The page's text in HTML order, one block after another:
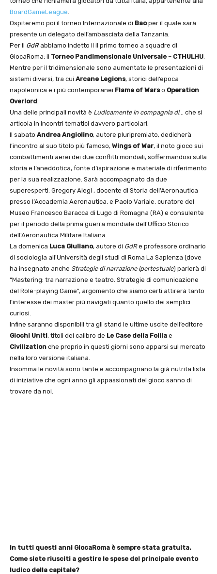
BoardGameLeague
Ospiteremo poi il torneo Internazionale di Baoper il quale sarà
presente un delegato dell’ambasciata della Tanzania.
Per il GdRabbiamo indetto il il primo torneo a squadre di
GiocaRoma: il Torneo Pandimensionale Universale – CTHULHU
Mentre per il tridimensionale sono aumentate le presentazioni di
sistemi diversi, tra cui Arcane Legions, storici dell’epoca
napoleonica e i più contemporanei Flame of Warso Operation
Overlord
Una delle principali novità è Ludicamente in compagnia di… che si
articola in incontri tematici davvero particolari.
Il sabato Andrea Angiolino, autore pluripremiato, dedicherà
l’incontro al suo titolo più famoso, Wings of War, il noto gioco sui
combattimenti aerei dei due conflitti mondiali, soffermandosi sulla
storia e l’aneddotica, fonte d’ispirazione e materiale di riferimento
per la sua realizzazione. Sarà accompagnato da due
superesperti: Gregory Alegi , docente di Storia dell’Aeronautica
presso l’Accademia Aeronautica, e Paolo Variale, curatore del
Museo Francesco Baracca di Lugo di Romagna (RA) e consulente
per il periodo della prima guerra mondiale dell'Ufficio Storico
dell'Aeronautica Militare Italiana.
La domenica Luca Giuliano, autore di GdRe professore ordinario
di sociologia all'Università degli studi di Roma La Sapienza (dove
ha insegnato anche Strategie di narrazione ipertestuale) parlerà di
“Mastering: tra narrazione e teatro. Strategie di comunicazione
del Role-playing Game", argomento che siamo certi attirerà tanto
l’interesse dei master più navigati quanto quello dei semplici
curiosi.
Infine saranno disponibili tra gli stand le ultime uscite dell’editore
Giochi Uniti, titoli del calibro de Le Case della Follia e
Civilization che proprio in questi giorni sono apparsi sul mercato
nella loro versione italiana.
Insomma le novità sono tante e accompagnano la già nutrita lista
di iniziative che ogni anno gli appassionati del gioco sanno di
trovare da noi.
In tutti questi anni GiocaRoma è sempre stata gratuita.
Come siete riusciti a gestire le spese del principale evento
ludico della capitale?